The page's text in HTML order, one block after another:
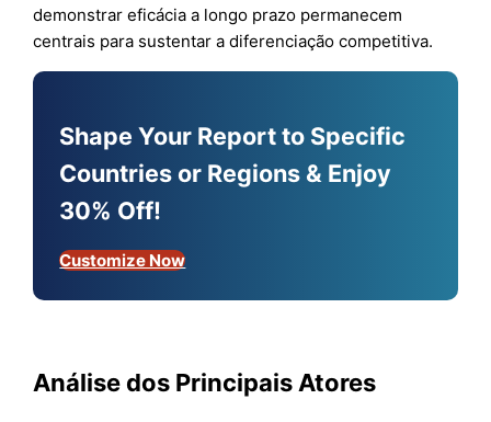
demonstrar eficácia a longo prazo permanecem
centrais para sustentar a diferenciação competitiva.
Shape Your Report to Specific
Countries or Regions & Enjoy
30% Off!
Customize Now
Análise dos Principais Atores